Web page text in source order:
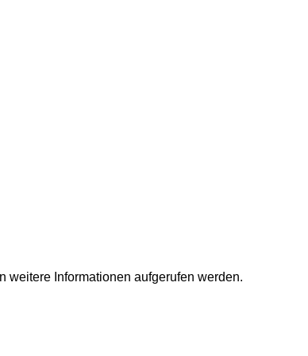
weitere Informationen aufgerufen werden.